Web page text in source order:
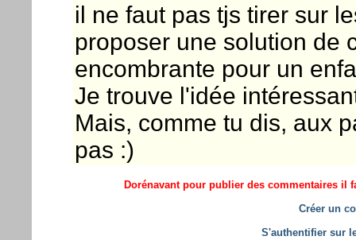
il ne faut pas tjs tirer sur
proposer une solution de
encombrante pour un
Je trouve l'idée
Mais, comme tu dis, aux
pas :)
Dorénavant pour publier des commentaires il
Créer un
S'authentifier sur